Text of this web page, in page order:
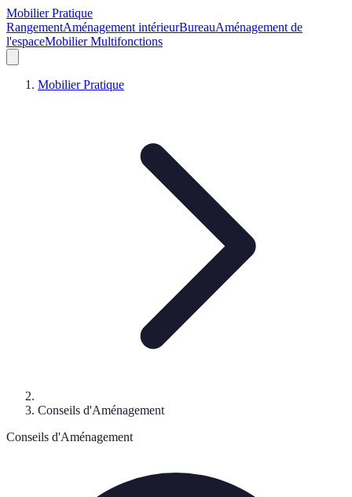
Mobilier Pratique
RangementAménagement intérieurBureauAménagement de
l'espaceMobilier Multifonctions
Mobilier Pratique
Conseils d'Aménagement
Conseils d'Aménagement